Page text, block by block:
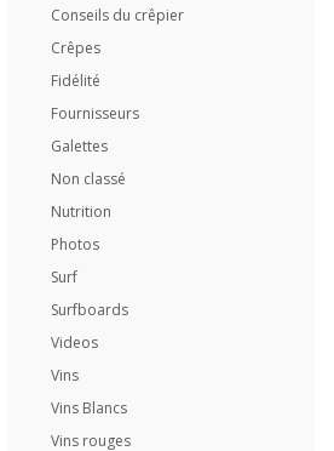
Conseils du crêpier
Crêpes
Fidélité
Fournisseurs
Galettes
Non classé
Nutrition
Photos
Surf
Surfboards
Videos
Vins
Vins Blancs
Vins rouges